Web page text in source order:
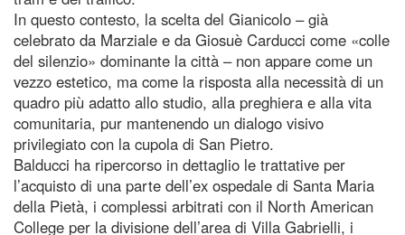
In questo contesto, la scelta del Gianicolo – già
celebrato da Marziale e da Giosuè Carducci come «colle
del silenzio» dominante la città – non appare come un
vezzo estetico, ma come la risposta alla necessità di un
quadro più adatto allo studio, alla preghiera e alla vita
comunitaria, pur mantenendo un dialogo visivo
privilegiato con la cupola di San Pietro.
Balducci ha ripercorso in dettaglio le trattative per
l’acquisto di una parte dell’ex ospedale di Santa Maria
della Pietà, i complessi arbitrati con il North American
College per la divisione dell’area di Villa Gabrielli, i